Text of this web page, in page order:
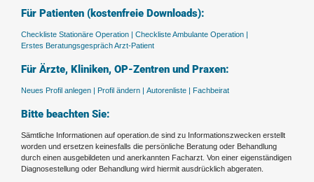
Für Patienten (kostenfreie Downloads):
Checkliste Stationäre Operation | Checkliste Ambulante Operation |
Erstes Beratungsgespräch Arzt-Patient
Für Ärzte, Kliniken, OP-Zentren und Praxen:
Neues Profil anlegen | Profil ändern | Autorenliste | Fachbeirat
Bitte beachten Sie:
Sämtliche Informationen auf operation.de sind zu Informationszwecken erstellt
worden und ersetzen keinesfalls die persönliche Beratung oder Behandlung
durch einen ausgebildeten und anerkannten Facharzt. Von einer eigenständigen
Diagnosestellung oder Behandlung wird hiermit ausdrücklich abgeraten.